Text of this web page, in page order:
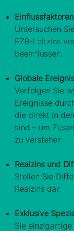
Untersuchen
EZB-Leitzins
beeinflussen.
Globale
Verfolgen Sie
Ereignisse
die direkt in
sind – um
zu verstehen.
Realzins und
Stellen Sie
Realzins dar.
Exklusive
Sie